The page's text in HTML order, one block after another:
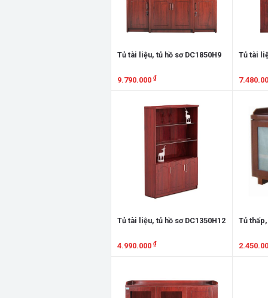
Tủ tài liệu, tủ hồ sơ DC1850H9
9.790.000 ₫
Tủ tài
Tủ tài liệu, tủ hồ sơ DC1350H12
4.990.000 ₫
Tủ